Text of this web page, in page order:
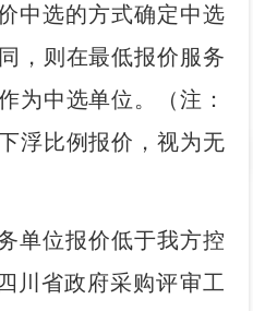
中选的方式确定中选
，则在最低报价服务
为中选单位。（注：
浮比例报价，视为无
单位报价低于我方控
川省政府采购评审工